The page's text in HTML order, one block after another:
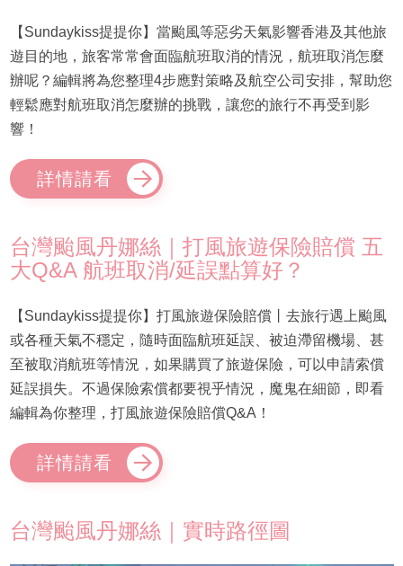
【Sundaykiss提提你】當颱風等惡劣天氣影響香港及其他旅
遊目的地，旅客常常會面臨航班取消的情況，航班取消怎麼
辦呢？編輯將為您整理4步應對策略及航空公司安排，幫助您
輕鬆應對航班取消怎麼辦的挑戰，讓您的旅行不再受到影
響！
詳情請看
台灣颱風丹娜絲｜打風旅遊保險賠償 五
大Q&A 航班取消/延誤點算好？
【Sundaykiss提提你】打風旅遊保險賠償丨去旅行遇上颱風
或各種天氣不穩定，隨時面臨航班延誤、被迫滯留機場、甚
至被取消航班等情況，如果購買了旅遊保險，可以申請索償
延誤損失。不過保險索償都要視乎情況，魔鬼在細節，即看
編輯為你整理，打風旅遊保險賠償Q&A！
詳情請看
台灣颱風丹娜絲｜實時路徑圖